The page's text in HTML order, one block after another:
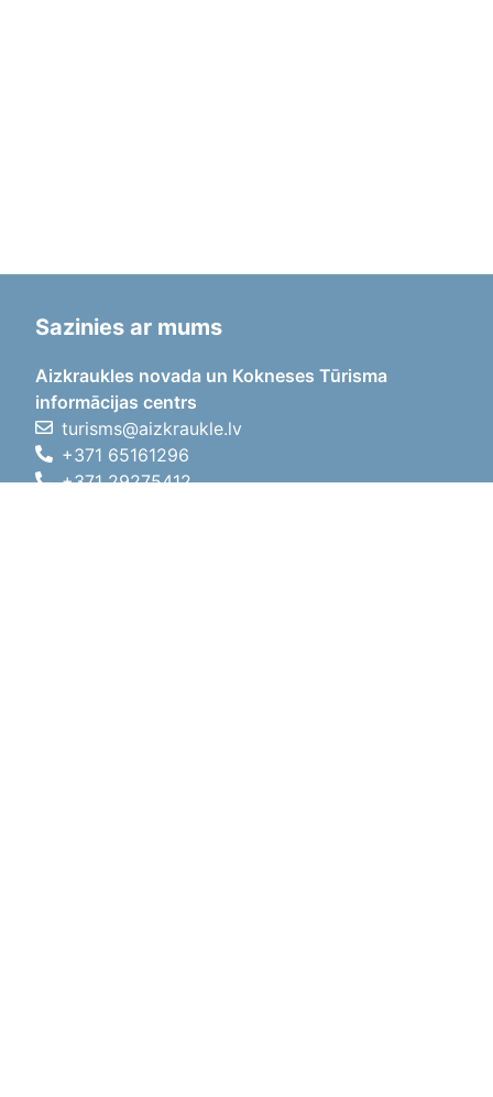
Sazinies ar mums
Aizkraukles novada un Kokneses Tūrisma
informācijas centrs
turisms@aizkraukle.lv
+371 65161296
+371 29275412